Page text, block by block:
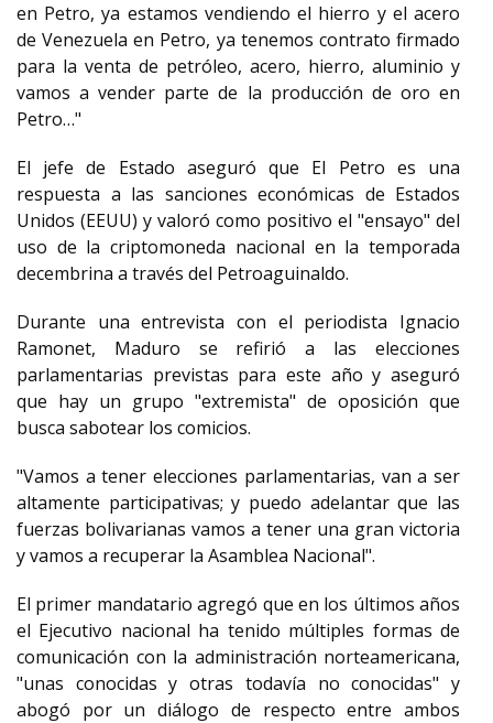
en Petro, ya estamos vendiendo el hierro y el acero
de Venezuela en Petro, ya tenemos contrato firmado
para la venta de petróleo, acero, hierro, aluminio y
vamos a vender parte de la producción de oro en
Petro…"
El jefe de Estado aseguró que El Petro es una
respuesta a las sanciones económicas de Estados
Unidos (EEUU) y valoró como positivo el "ensayo" del
uso de la criptomoneda nacional en la temporada
decembrina a través del Petroaguinaldo.
Durante una entrevista con el periodista Ignacio
Ramonet, Maduro se refirió a las elecciones
parlamentarias previstas para este año y aseguró
que hay un grupo "extremista" de oposición que
busca sabotear los comicios.
"Vamos a tener elecciones parlamentarias, van a ser
altamente participativas; y puedo adelantar que las
fuerzas bolivarianas vamos a tener una gran victoria
y vamos a recuperar la Asamblea Nacional".
El primer mandatario agregó que en los últimos años
el Ejecutivo nacional ha tenido múltiples formas de
comunicación con la administración norteamericana,
"unas conocidas y otras todavía no conocidas" y
abogó por un diálogo de respecto entre ambos